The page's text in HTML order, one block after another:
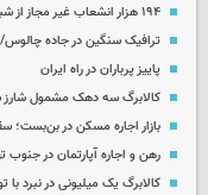
۱۹۴ هزار انشعاب غیر مجاز از شبکه برق جمع‌آوری شد
ترافیک سنگین در جاده
پاییز پرباران در راه ایران
کالابرگ سه دهک مشمول
بازار اجاره مسکن در بن‌بست؛
رهن و اجاره آپارتمان در جنوب تهران
کالابرگ یک میلیونی در نبرد